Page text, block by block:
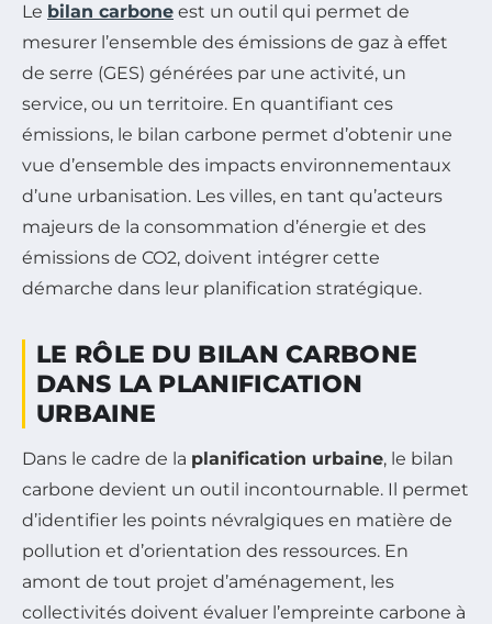
Le bilan carbone est un outil qui permet de
mesurer l’ensemble des émissions de gaz à effet
de serre (GES) générées par une activité, un
service, ou un territoire. En quantifiant ces
émissions, le bilan carbone permet d’obtenir une
vue d’ensemble des impacts environnementaux
d’une urbanisation. Les villes, en tant qu’acteurs
majeurs de la consommation d’énergie et des
émissions de CO2, doivent intégrer cette
démarche dans leur planification stratégique.
LE RÔLE DU BILAN CARBONE
DANS LA PLANIFICATION
URBAINE
Dans le cadre de la planification urbaine, le bilan
carbone devient un outil incontournable. Il permet
d’identifier les points névralgiques en matière de
pollution et d’orientation des ressources. En
amont de tout projet d’aménagement, les
collectivités doivent évaluer l’empreinte carbone à